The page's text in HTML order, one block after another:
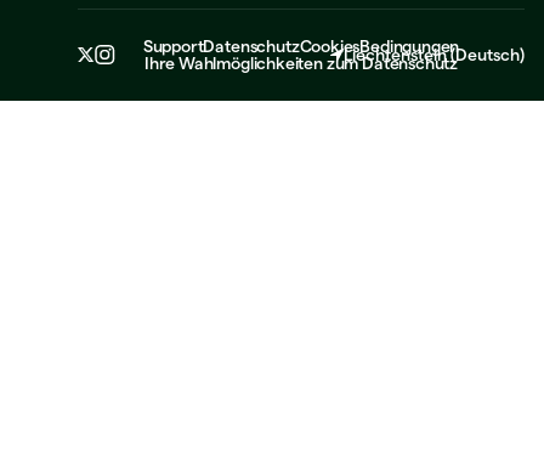
SupportDatenschutzCookiesBedingungen
Ihre Wahlmöglichkeiten zum Datenschutz
Liechtenstein(Deutsch)